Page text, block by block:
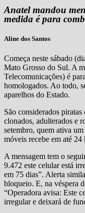
Anatel mandou
medida é para
Aline dos Santos
Começa neste sábado
Mato Grosso do Sul. A
Telecomunicações) é
homologados. Ao todo,
aparelhos do Estado.
São considerados
clonados, adulterados e
setembro, quem ativa
móveis recebe em até 24
A mensagem tem o
9.472 este celular está
em 75 dias”. Alerta
bloqueio. E, na véspera
“Operadora avisa:
irregular e deixará de